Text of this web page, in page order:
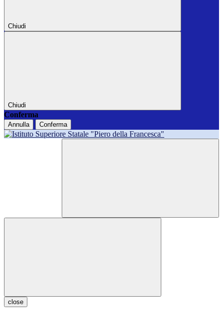
Chiudi
Chiudi
Conferma
Annulla Conferma
close